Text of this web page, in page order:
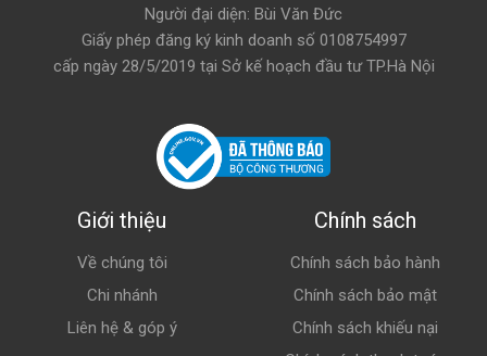
Người đại diện: Bùi Văn Đức
Giấy phép đăng ký kinh doanh số 0108754997
cấp ngày 28/5/2019 tại Sở kế hoạch đầu tư TP.Hà Nội
Giới thiệu
Về chúng tôi
Chi nhánh
Liên hệ & góp ý
Chính sách
Chính sách bảo hành
Chính sách bảo mật
Chính sách khiếu nại